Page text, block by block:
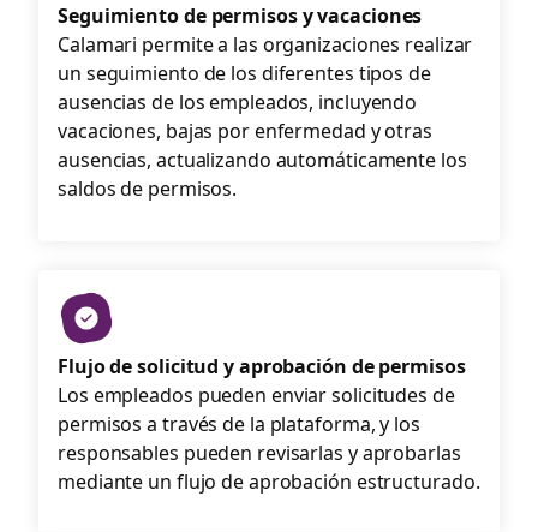
Seguimiento de permisos y vacaciones
Calamari permite a las organizaciones realizar
un seguimiento de los diferentes tipos de
ausencias de los empleados, incluyendo
vacaciones, bajas por enfermedad y otras
ausencias, actualizando automáticamente los
saldos de permisos.
Flujo de solicitud y aprobación de permisos
Los empleados pueden enviar solicitudes de
permisos a través de la plataforma, y los
responsables pueden revisarlas y aprobarlas
mediante un flujo de aprobación estructurado.